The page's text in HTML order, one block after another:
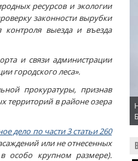
ресурсов и экологии
законности вырубки
контроля выезда и въезда
и связи администрации
городского леса».
прокуратуры, признав
территорий в районе озера
дело по части 3 статьи 260
или не отнесенных
особо крупном размере).